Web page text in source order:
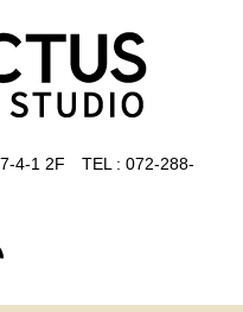
4-1 2F TEL : 072-288-